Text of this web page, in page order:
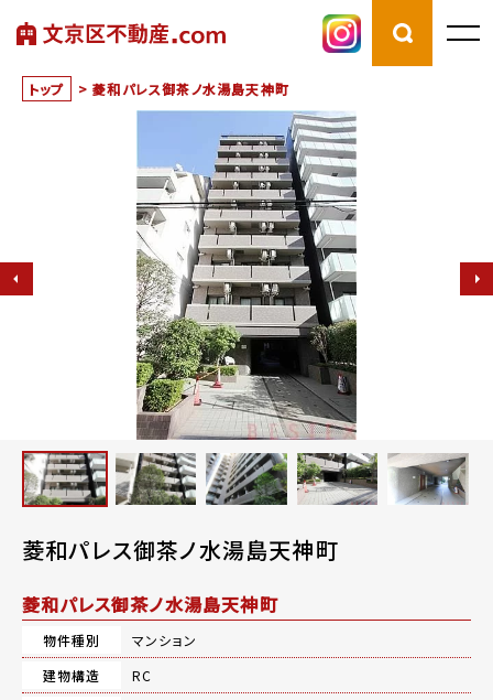
トップ > 菱和パレス御茶ノ水湯島天神町
菱和パレス御茶ノ水湯島天神町
菱和パレス御茶ノ水湯島天神町
物件種別
マンション
建物構造
RC